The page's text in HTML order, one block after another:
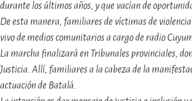
durante los últimos años, y que vacían de
De esta manera, familiares de víctimas de
vivo de medios comunitarios a cargo de radio
La marcha finalizará en Tribunales provinciales,
Justicia. Allí, familiares a la cabeza de la
actuación de Batalá.